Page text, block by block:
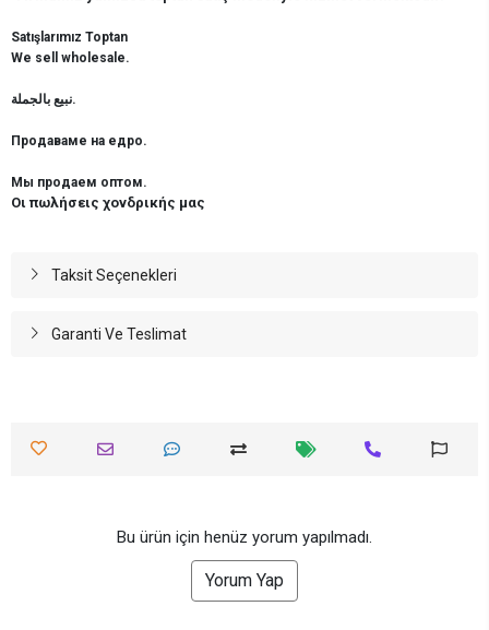
Satışlarımız Toptan
We sell wholesale.
نبيع بالجملة.
Продаваме на едро.
Мы продаем оптом.
Οι πωλήσεις χονδρικής μας
Taksit Seçenekleri
Garanti Ve Teslimat
Bu ürün için henüz yorum yapılmadı.
Yorum Yap